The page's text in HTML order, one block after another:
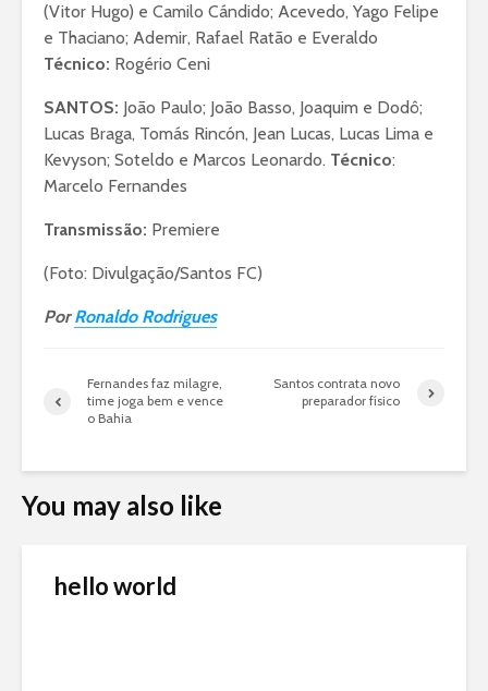
(Vitor Hugo) e Camilo Cándido; Acevedo, Yago Felipe
e Thaciano; Ademir, Rafael Ratão e Everaldo
Técnico: Rogério Ceni
SANTOS: João Paulo; João Basso, Joaquim e Dodô;
Lucas Braga, Tomás Rincón, Jean Lucas, Lucas Lima e
Kevyson; Soteldo e Marcos Leonardo. Técnico:
Marcelo Fernandes
Transmissão: Premiere
(Foto: Divulgação/Santos FC)
PorRonaldo Rodrigues
Fernandes faz milagre,
time joga bem e vence
o Bahia
Santos contrata novo
preparador físico
You may also like
hello world